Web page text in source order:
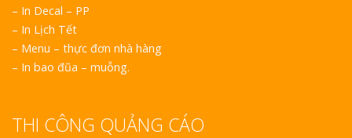
– In Decal – PP
– In Lịch Tết
– Menu – thực đơn nhà hàng
– In bao đũa – muỗng.
THI CÔNG QUẢNG CÁO